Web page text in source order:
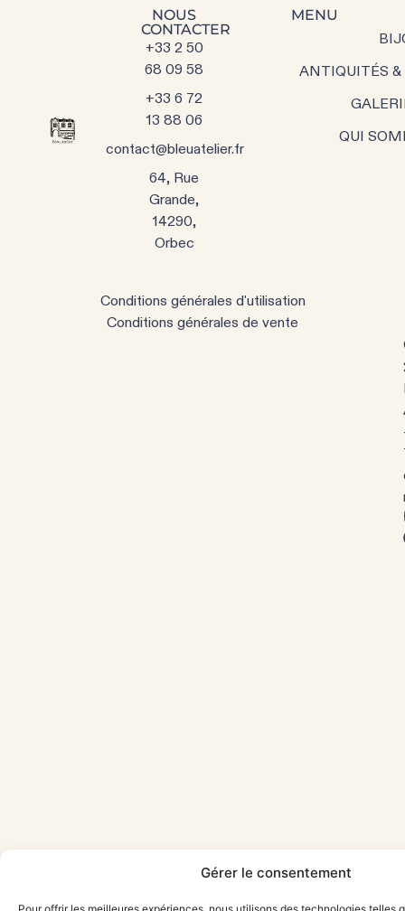
Gérer le consentement
NOUS
CONTACTER
+33 2 50
68 09 58
+33 6 72
13 88 06
contact@bleuatelier.fr
64, Rue
Grande,
14290,
Orbec
MENU
ANTIQUITÉS
QUI
Conditions générales d'utilisation
Conditions générales de vente